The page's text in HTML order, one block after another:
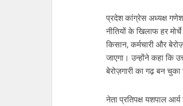
प्रदेश कांग्रेस अध्यक्ष गणेश
नीतियों के खिलाफ हर
किसान, कर्मचारी और
जाएगा। उन्होंने कहा कि
बेरोज़गारी का गढ़ बन
नेता प्रतिपक्ष यशपाल